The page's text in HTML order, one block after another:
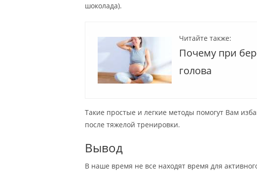
шоколада).
Читайте также:
Почему при
голова
Такие простые и легкие методы помогут Вам
после тяжелой тренировки.
Вывод
В наше время не все находят время для